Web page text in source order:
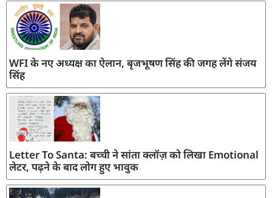
WFI के नए अध्यक्ष का ऐलान, बृजभूषण सिंह की जगह लेंगे संजय
सिंह
Letter To Santa: बच्ची ने सांता क्लॉज़ को लिखा Emotional
लेटर, पढ़ने के बाद लोग हुए भावुक